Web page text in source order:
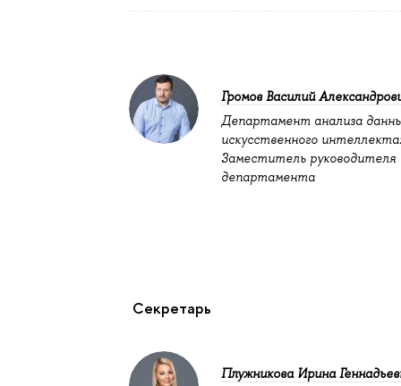
Громов Василий
Департамент анализа
искусственного интеллекта:
Заместитель руководителя
департамента
Секретарь
Плужникова Ирина